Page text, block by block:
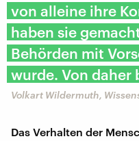
von alleine ihre
haben sie
Behörden mit
wurde. Von
Volkart Wildermuth,
Das Verhalten der